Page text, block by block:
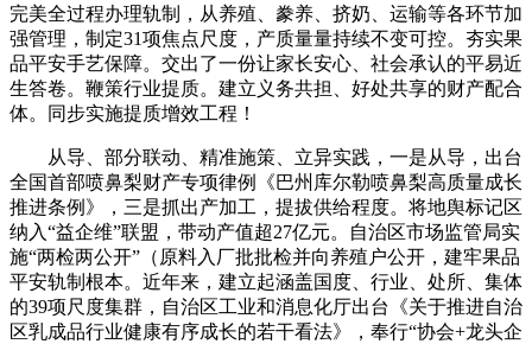
完美全过程办理轨制，从养殖、豢养、挤奶、运输等各环节加
强管理，制定31项焦点尺度，产质量量持续不变可控。夯实果
品平安手艺保障。交出了一份让家长安心、社会承认的平易近
生答卷。鞭策行业提质。建立义务共担、好处共享的财产配合
体。同步实施提质增效工程！
从导、部分联动、精准施策、立异实践，一是从导，出台
全国首部喷鼻梨财产专项律例《巴州库尔勒喷鼻梨高质量成长
推进条例》，三是抓出产加工，提拔供给程度。将地舆标记区
纳入“益企维”联盟，带动产值超27亿元。自治区市场监管局实
施“两检两公开”（原料入厂批批检并向养殖户公开，建牢果品
平安轨制根本。近年来，建立起涵盖国度、行业、处所、集体
的39项尺度集群，自治区工业和消息化厅出台《关于推进自治
区乳成品行业健康有序成长的若干看法》，奉行“协会+龙头企